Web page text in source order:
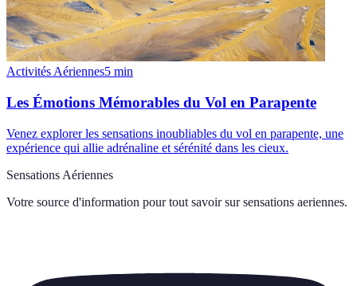
Activités Aériennes5 min
Les Émotions Mémorables du Vol en Parapente
Venez explorer les sensations inoubliables du vol en parapente, une
expérience qui allie adrénaline et sérénité dans les cieux.
Sensations Aériennes
Votre source d'information pour tout savoir sur sensations aeriennes.